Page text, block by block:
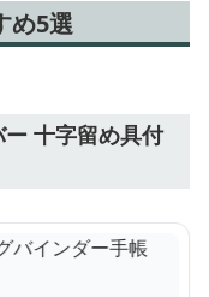
め5選
十字留め具付